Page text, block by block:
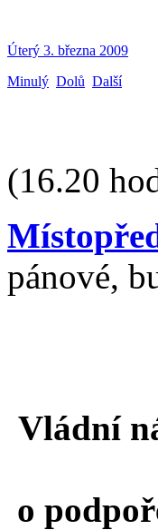
Úterý 3. března 2009
Minulý Dolů Další
(16.20
pánové,
Vládní
o